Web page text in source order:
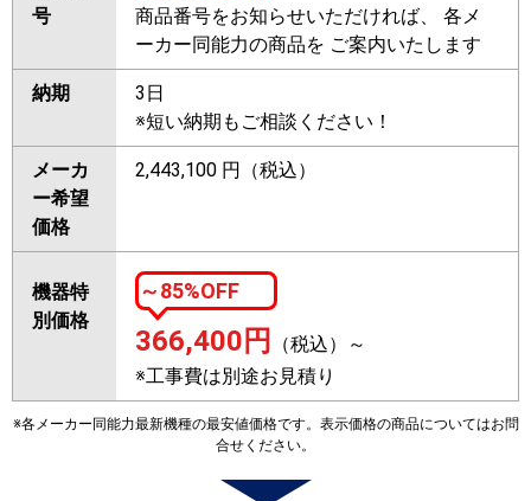
号
商品番号をお知らせいただければ、 各メ
ーカー同能力の商品を ご案内いたします
納期
3日
※短い納期もご相談ください！
メーカ
ー希望
価格
2,443,100 円（税込）
機器特
別価格
～85%OFF
366,400 円
（税込）～
※工事費は別途お見積り
※各メーカー同能力最新機種の最安値価格です。表示価格の商品についてはお問
合せください。